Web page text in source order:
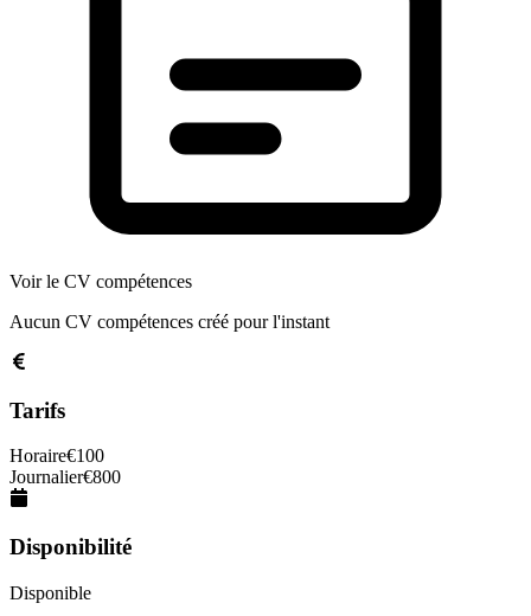
Voir le CV compétences
Aucun CV compétences créé pour l'instant
Tarifs
Horaire€100
Journalier€800
Disponibilité
Disponible